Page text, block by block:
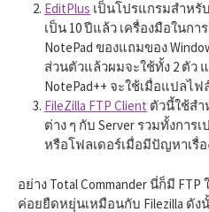
EditPlus เป็นโปรแกรมสำห
เป็น 10 ปีแล้ว เครื่องมือในก
NotePad ของแถมของ
ส่วนตัวแล้วผมจะใช้ทั้ง 2 ตัว
NotePad++ จะใช้เมื่อแปลไ
FileZilla FTP Client ตัวนี้ใช้ส
ต่าง ๆ กับ Server รวมทั้งการ
หรือโฟลเดอร์เมื่อมีปัญหาเรื่อ
อย่าง Total Commander นี่ก็มี
ค่อยยืดหยุ่นเหมือนกับ Filezilla ดัง